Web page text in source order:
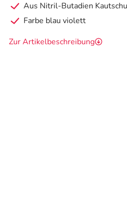
Aus Nitril-Butadien
Farbe blau violett
Zur Artikelbeschreibung